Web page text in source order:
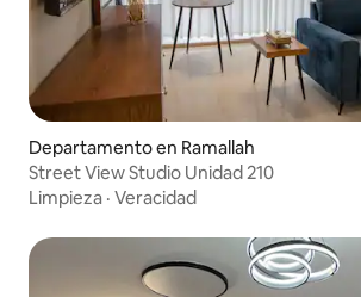
Departamento en Ramallah
Street View Studio Unidad 210
Limpieza · Veracidad